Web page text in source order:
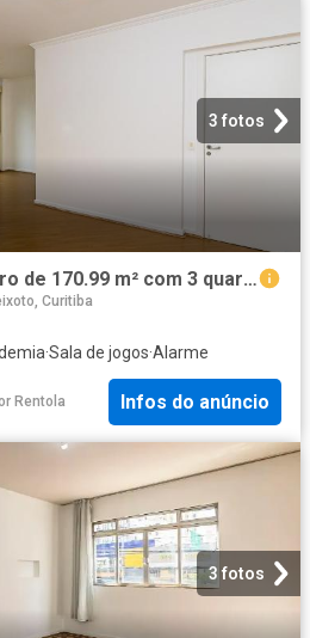
3 fotos
Apartamento no Centro de 170.99 m² com 3 quartos
Curitiba
·Sala de jogos·Alarme
Rentola Infos do anúncio
3 fotos